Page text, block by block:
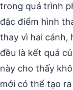
trong quá trình
đặc điểm hình
thay vì hai cánh,
đều là kết quả
này cho thấy
mới có thể tạo